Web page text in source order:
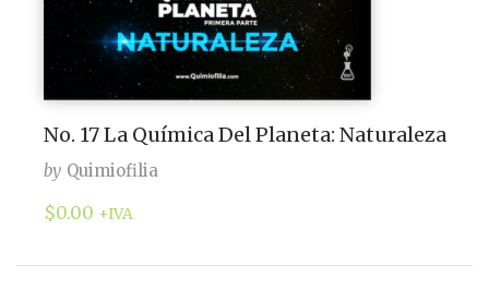
No. 17 La Química Del Planeta: Naturaleza
by Quimiofilia
$0.00 +IVA